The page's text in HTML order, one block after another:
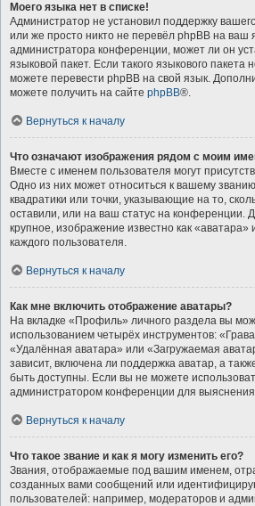
Моего языка нет в списке!
Администратор не установил поддержку
или же просто никто не перевёл phpBB на ваш
администратора конференции, может ли он
языковой пакет. Если такого языкового пакета
можете перевести phpBB на свой язык.
можете получить на сайте phpBB®.
Вернуться к началу
Что означают изображения рядом с моим
Вместе с именем пользователя могут
Одно из них может относиться к вашему
квадратики или точки, указывающие на то,
оставили, или на ваш статус на конференции.
крупное, изображение известно как «аватара»
каждого пользователя.
Вернуться к началу
Как мне включить отображение аватары?
На вкладке «Профиль» личного раздела вы
использованием четырёх инструментов:
«Удалённая аватара» или «Загружаемая
зависит, включена ли поддержка аватар, а
быть доступны. Если вы не можете
администратором конференции для
Вернуться к началу
Что такое звание и как я могу изменить его?
Звания, отображаемые под вашим именем,
созданных вами сообщений или
пользователей: например, модераторов и